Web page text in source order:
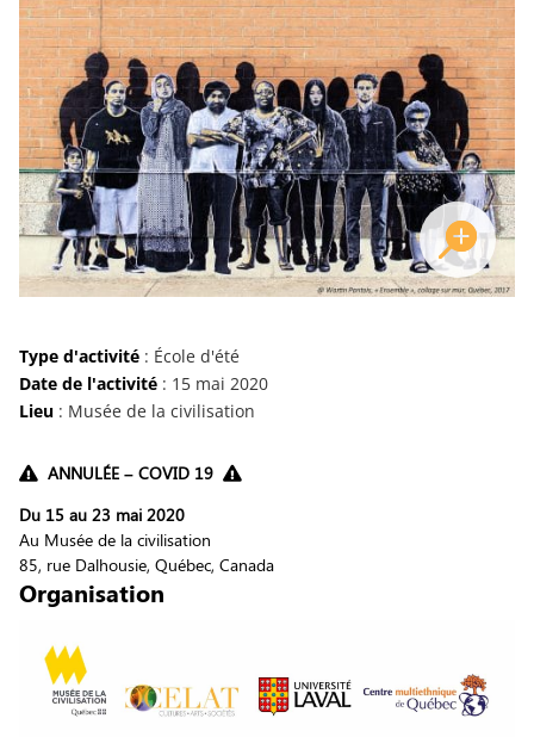
Type d'activité: École d'été
Date de l'activité: 15 mai 2020
Lieu: Musée de la civilisation
ANNULÉE – COVID 19
Du 15 au 23 mai 2020
Au Musée de la civilisation
85, rue Dalhousie, Québec, Canada
Organisation